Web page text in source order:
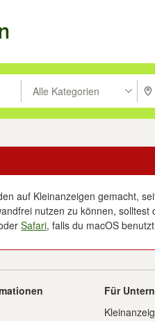
um zu suchen, oder
Alle Kategorien
auf Kleinanzeigen gemacht,
nutzen zu können,
Safari, falls du macOS
Für